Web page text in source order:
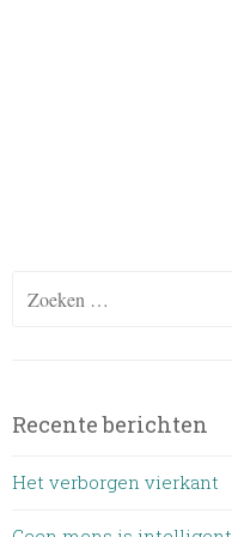
Zoeken
Recente berichten
Het verborgen vierkant